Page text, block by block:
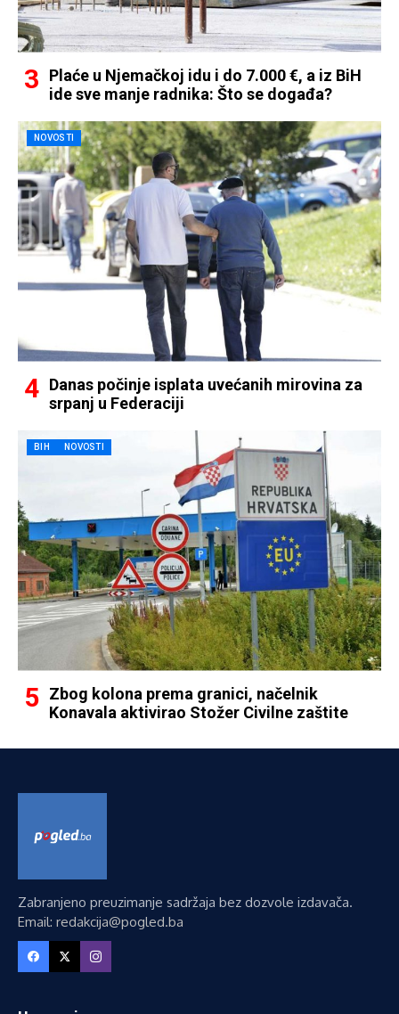
Plaće u Njemačkoj idu i do 7.000 €, a iz BiH
ide sve manje radnika: Što se događa?
NOVOSTI
Danas počinje isplata uvećanih mirovina za
srpanj u Federaciji
BIH NOVOSTI
Zbog kolona prema granici, načelnik
Konavala aktivirao Stožer Civilne zaštite
Zabranjeno preuzimanje sadržaja bez dozvole izdavača.
Email: redakcija@pogled.ba